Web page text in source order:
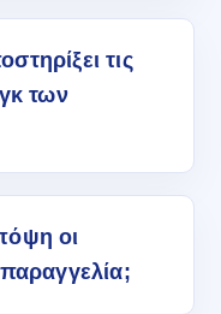
τις
των
οι